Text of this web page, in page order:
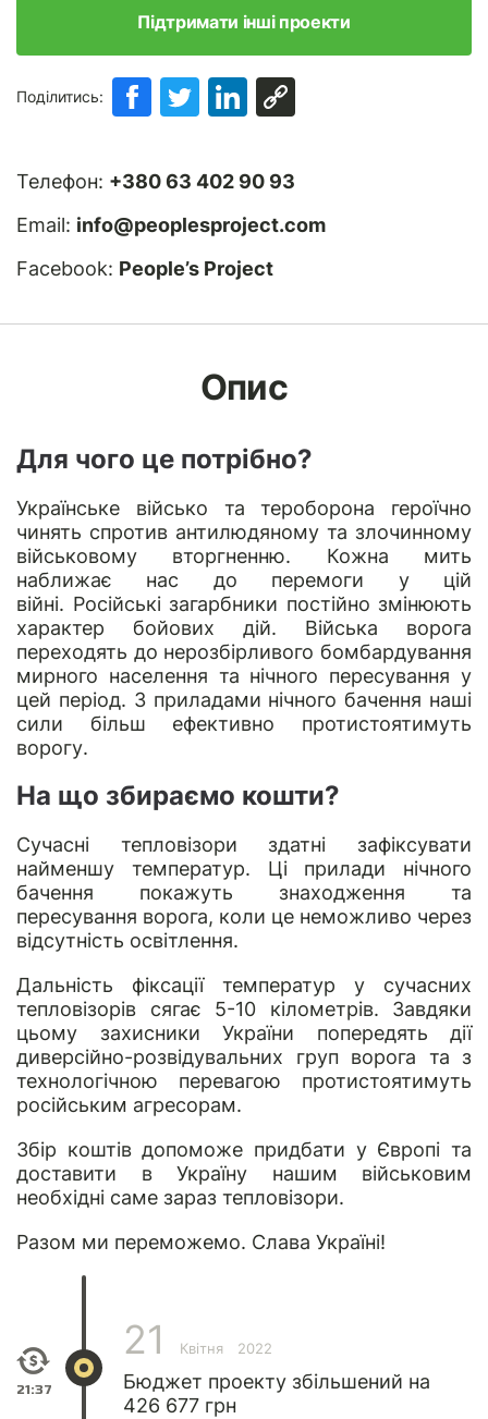
Підтримати інші проекти
Поділитись:
Телефон: +380 63 402 90 93
Email: info@peoplesproject.com
Facebook: People’s Project
Опис
Для чого це потрібно?
Українське військо та тероборона героїчно
чинять спротив антилюдяному та злочинному
військовому вторгненню. Кожна мить
наближає нас до перемоги у цій
війні. Російські загарбники постійно змінюють
характер бойових дій. Війська ворога
переходять до нерозбірливого бомбардування
мирного населення та нічного пересування у
цей період. З приладами нічного бачення наші
сили більш ефективно протистоятимуть
ворогу.
На що збираємо кошти?
Сучасні тепловізори здатні зафіксувати
найменшу температур. Ці прилади нічного
бачення покажуть знаходження та
пересування ворога, коли це неможливо через
відсутність освітлення.
Дальність фіксації температур у сучасних
тепловізорів сягає 5-10 кілометрів. Завдяки
цьому захисники України попередять дії
диверсійно-розвідувальних груп ворога та з
технологічною перевагою протистоятимуть
російським агресорам.
Збір коштів допоможе придбати у Європі та
доставити в Україну нашим військовим
необхідні саме зараз тепловізори.
Разом ми переможемо. Слава Україні!
21:37
21 Квітня 2022
Бюджет проекту збільшений на
426 677 грн